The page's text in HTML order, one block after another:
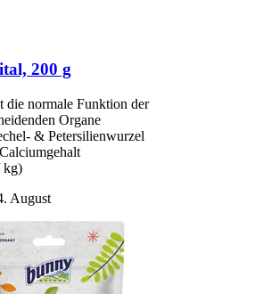
200 g
die normale Funktion der
Organe
& Petersilienwurzel
kg)
August